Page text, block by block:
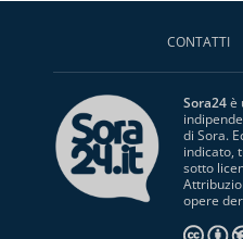
CONTATTI
Sora24è
di Sora.
indicato,
sotto
opere